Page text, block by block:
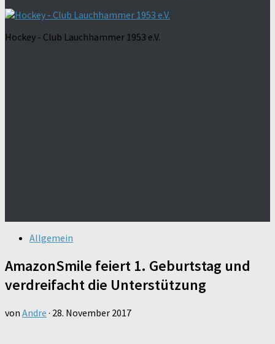
Hockey - Club Lauchhammer 1953 e.V.
Allgemein
AmazonSmile feiert 1. Geburtstag und
verdreifacht die Unterstützung
von Andre · 28. November 2017